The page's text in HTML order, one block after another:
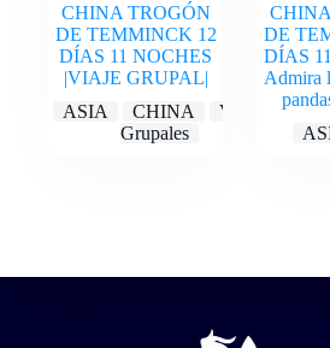
CHINA TROGÓN
DE TEMMINCK 12
DÍAS 11 NOCHES
|VIAJE GRUPAL|
ASIA
CHINA
Viajes
Grupales
DE
DÍAS
Admira